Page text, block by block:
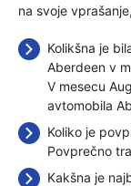
na svoje
Kolikšna je
Aberdeen v
V mesecu
avtomobila
Koliko je
Povprečno
Kakšna je